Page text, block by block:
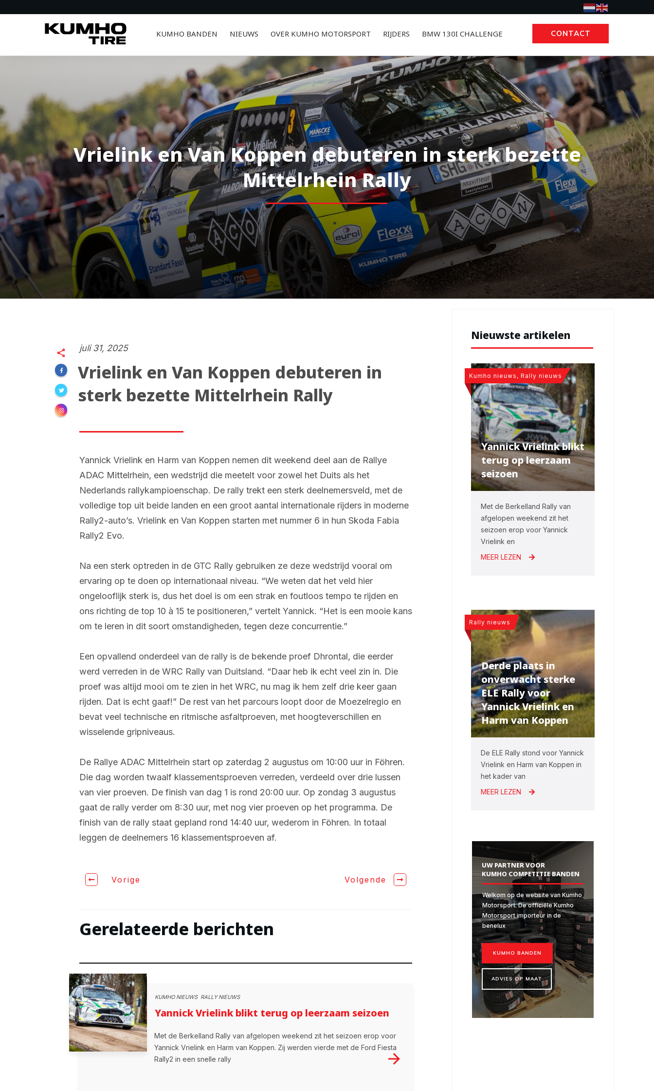
KUMHO BANDEN NIEUWS OVER KUMHO MOTORSPORT RIJDERS BMW 130I CHALLENGE CONTACT
Vrielink en Van Koppen debuteren in sterk bezette
Mittelrhein Rally
juli 31, 2025
Vrielink en Van Koppen debuteren in
sterk bezette Mittelrhein Rally
Yannick Vrielink en Harm van Koppen nemen dit weekend deel aan de Rallye
ADAC Mittelrhein, een wedstrijd die meetelt voor zowel het Duits als het
Nederlands rallykampioenschap. De rally trekt een sterk deelnemersveld, met de
volledige top uit beide landen en een groot aantal internationale rijders in moderne
Rally2-auto’s. Vrielink en Van Koppen starten met nummer 6 in hun Skoda Fabia
Rally2 Evo.
Na een sterk optreden in de GTC Rally gebruiken ze deze wedstrijd vooral om
ervaring op te doen op internationaal niveau. “We weten dat het veld hier
ongelooflijk sterk is, dus het doel is om een strak en foutloos tempo te rijden en
ons richting de top 10 à 15 te positioneren,” vertelt Yannick. “Het is een mooie kans
om te leren in dit soort omstandigheden, tegen deze concurrentie.”
Een opvallend onderdeel van de rally is de bekende proef Dhrontal, die eerder
werd verreden in de WRC Rally van Duitsland. “Daar heb ik echt veel zin in. Die
proef was altijd mooi om te zien in het WRC, nu mag ik hem zelf drie keer gaan
rijden. Dat is echt gaaf!” De rest van het parcours loopt door de Moezelregio en
bevat veel technische en ritmische asfaltproeven, met hoogteverschillen en
wisselende gripniveaus.
De Rallye ADAC Mittelrhein start op zaterdag 2 augustus om 10:00 uur in Föhren.
Die dag worden twaalf klassementsproeven verreden, verdeeld over drie lussen
van vier proeven. De finish van dag 1 is rond 20:00 uur. Op zondag 3 augustus
gaat de rally verder om 8:30 uur, met nog vier proeven op het programma. De
finish van de rally staat gepland rond 14:40 uur, wederom in Föhren. In totaal
leggen de deelnemers 16 klassementsproeven af.
Vorige Volgende
Gerelateerde berichten
KUMHO NIEUWS, RALLY NIEUWS
Yannick Vrielink blikt terug op leerzaam seizoen
Met de Berkelland Rally van afgelopen weekend zit het seizoen erop voor
Yannick Vrielink en Harm van Koppen. Zij werden vierde met de Ford Fiesta
Rally2 in een snelle rally
Nieuwste artikelen
Kumho nieuws, Rally nieuws
Yannick Vrielink blikt
terug op leerzaam
seizoen
Met de Berkelland Rally van
afgelopen weekend zit het
seizoen erop voor Yannick
Vrielink en
MEER LEZEN
Rally nieuws
Derde plaats in
onverwacht sterke
ELE Rally voor
Yannick Vrielink en
Harm van Koppen
De ELE Rally stond voor Yannick
Vrielink en Harm van Koppen in
het kader van
MEER LEZEN
UW PARTNER VOOR
KUMHO COMPETITIE BANDEN
Welkom op de website van Kumho
Motorsport. De officiële Kumho
Motorsport importeur in de
benelux
KUMHO BANDEN
ADVIES OP MAAT